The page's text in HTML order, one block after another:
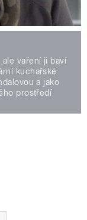
vaření ji baví
kuchařské
a jako
prostředí